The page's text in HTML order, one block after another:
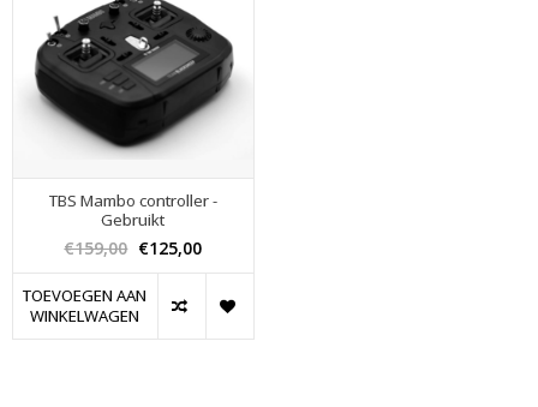
TBS Mambo controller -
Gebruikt
€159,00 €125,00
TOEVOEGEN AAN
WINKELWAGEN